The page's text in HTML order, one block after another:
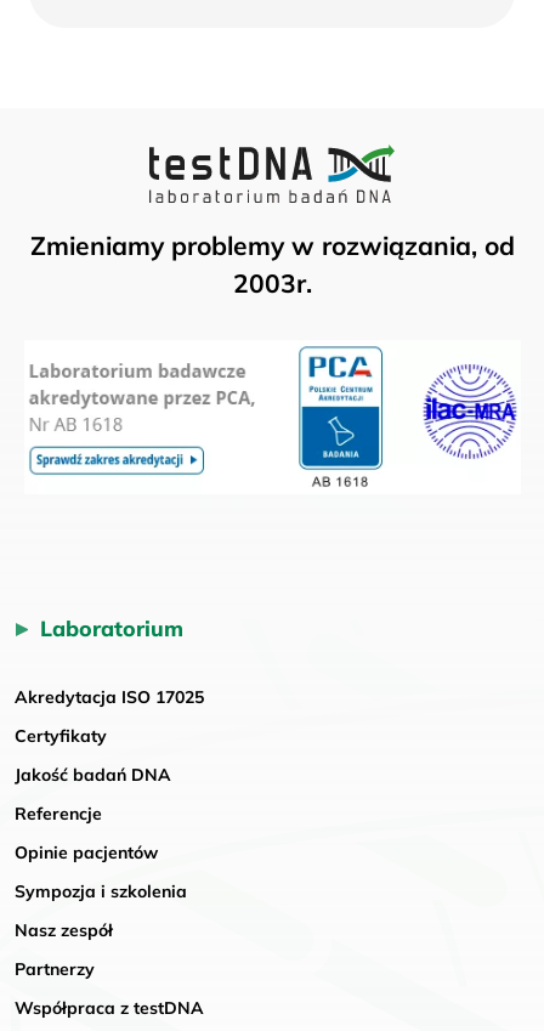
Zmieniamy problemy w rozwiązania, od
2003r.
Laboratorium
Akredytacja ISO 17025
Certyfikaty
Jakość badań DNA
Referencje
Opinie pacjentów
Sympozja i szkolenia
Nasz zespół
Partnerzy
Współpraca z testDNA